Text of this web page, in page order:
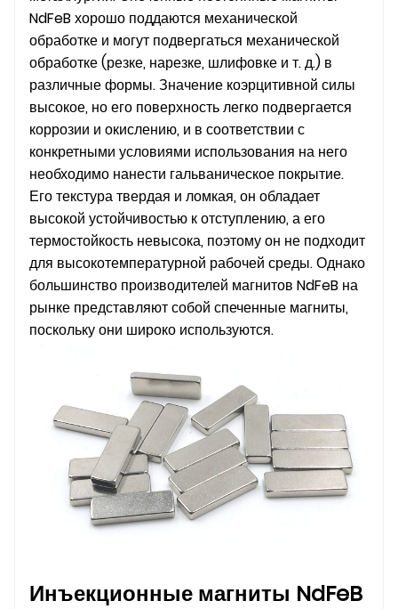
NdFeB хорошо поддаются механической
обработке и могут подвергаться механической
обработке (резке, нарезке, шлифовке и т. д.) в
различные формы. Значение коэрцитивной силы
высокое, но его поверхность легко подвергается
коррозии и окислению, и в соответствии с
конкретными условиями использования на него
необходимо нанести гальваническое покрытие.
Его текстура твердая и ломкая, он обладает
высокой устойчивостью к отступлению, а его
термостойкость невысока, поэтому он не подходит
для высокотемпературной рабочей среды. Однако
большинство производителей магнитов NdFeB на
рынке представляют собой спеченные магниты,
поскольку они широко используются.
Инъекционные магниты NdFeB